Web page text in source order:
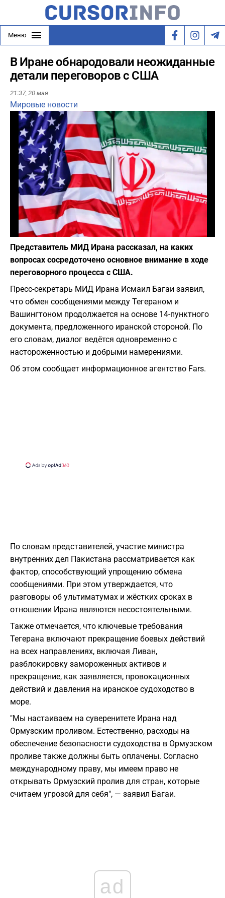
Меню
В Иране обнародовали неожиданные
детали переговоров с США
21:37, 20 мая
Мировые новости
Play
Фото: Depositphotos
Представитель МИД Ирана рассказал, на каких
вопросах сосредоточено основное внимание в ходе
переговорного процесса с США.
Пресс-секретарь МИД Ирана Исмаил Багаи заявил,
что обмен сообщениями между Тегераном и
Вашингтоном продолжается на основе 14-пунктного
документа, предложенного иранской стороной. По
его словам, диалог ведётся одновременно с
настороженностью и добрыми намерениями.
Об этом сообщает информационное агентство Fars.
По словам представителей, участие министра
внутренних дел Пакистана рассматривается как
фактор, способствующий упрощению обмена
сообщениями. При этом утверждается, что
разговоры об ультиматумах и жёстких сроках в
отношении Ирана являются несостоятельными.
Также отмечается, что ключевые требования
Тегерана включают прекращение боевых действий
на всех направлениях, включая Ливан,
разблокировку замороженных активов и
прекращение, как заявляется, провокационных
действий и давления на иранское судоходство в
море.
"Мы настаиваем на суверенитете Ирана над
Ормузским проливом. Естественно, расходы на
обеспечение безопасности судоходства в Ормузском
проливе также должны быть оплачены. Согласно
международному праву, мы имеем право не
открывать Ормузский пролив для стран, которые
считаем угрозой для себя", — заявил Багаи.
ad